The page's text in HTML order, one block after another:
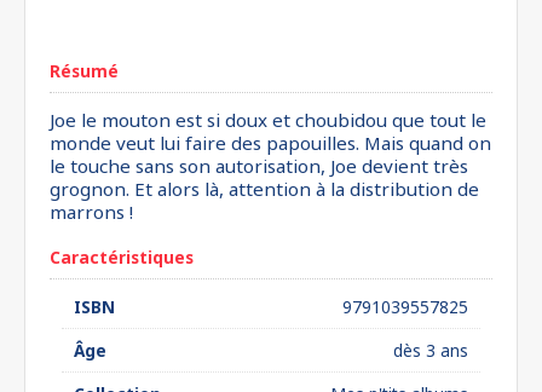
Résumé
Joe le mouton est si doux et choubidou que tout le
monde veut lui faire des papouilles. Mais quand on
le touche sans son autorisation, Joe devient très
grognon. Et alors là, attention à la distribution de
marrons !
Caractéristiques
ISBN
9791039557825
Âge
dès 3 ans